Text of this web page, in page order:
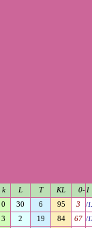
k L T KL 0-1
0 30 6 95 3 /
3 2 19 84 67 /